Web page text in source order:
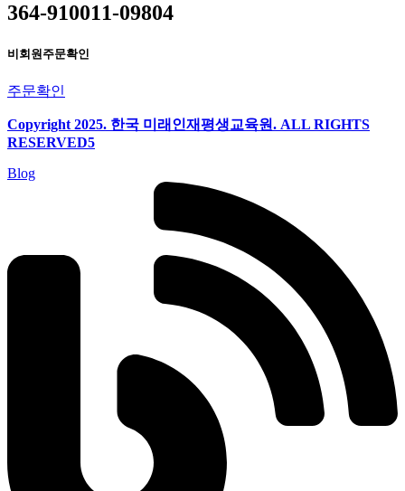
364-910011-09804
비회원주문확인
주문확인
Copyright 2025. 한국 미래인재평생교육원. ALL RIGHTS
RESERVED5
Blog